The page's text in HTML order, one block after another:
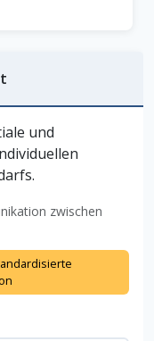
und
zwischen